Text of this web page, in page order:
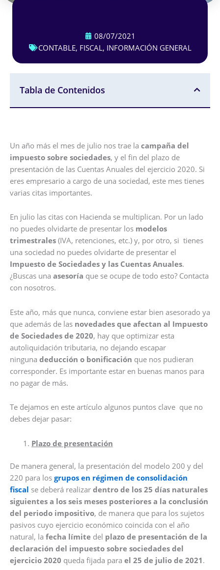
08/07/2021
CONTABLE, FISCAL, INFORMACIÓN GENERAL
Tabla de Contenidos
Un año más el mes de julio nos trae la campaña del
impuesto sobre sociedades, y el fin del plazo de
presentación de las Cuentas Anuales del ejercicio 2020. Si
eres empresario a cargo de una sociedad, este mes tienes
varias citas importantes.
En julio las citas con Hacienda se multiplican. Por un lado
no puedes olvidarte de presentar los modelos
trimestrales (IVA, retenciones, etc.) y, por otro, si tienes
una sociedad no puedes olvidarte de presentar el
Impuesto de Sociedades y las Cuentas Anuales.
¿Buscas una asesoría que se ocupe de todo esto? Contacta
con nosotros.
Este año, más que nunca, conviene estar bien asesorado ya
que además de las novedades que afectan al Impuesto
de Sociedades de 2020, hay que optimizar esta
autoliquidación tributaria, no dejando escapar
ninguna deducción o bonificación que nos pudieran
corresponder. Es importante estar en buenas manos para
no pagar de más.
Te dejamos en este artículo algunos puntos clave que no
debes dejar pasar:
Plazo de presentación
De manera general, la presentación del modelo 200 y del
220 para los grupos en régimen de consolidación
fiscal se deberá realizar dentro de los 25 días naturales
siguientes a los seis meses posteriores a la conclusión
del periodo impositivo, de manera que para los sujetos
pasivos cuyo ejercicio económico coincida con el año
natural, la fecha límite del plazo de presentación de la
declaración del impuesto sobre sociedades del
ejercicio 2020 queda fijada para el 25 de julio de 2021.